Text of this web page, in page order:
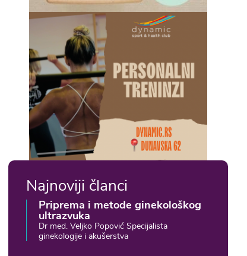
Najnoviji članci
Priprema i metode ginekološkog
ultrazvuka
Dr med. Veljko Popović Specijalista
ginekologije i akušerstva